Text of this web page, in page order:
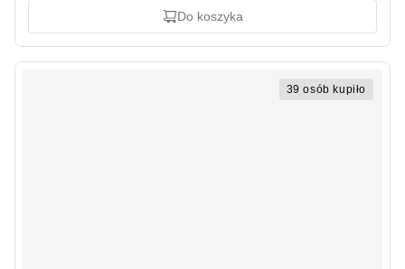
Do koszyka
39 osób kupiło